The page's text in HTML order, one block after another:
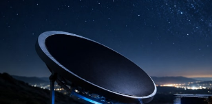
Bilim insanları, gece oluşan
kullanarak elektrik üretebilen
enerji sistemi geliştirdi. "Gece
bataryası" olarak
Dünya’dan uzaya yayılan
dönüştürerek güneş ışığı